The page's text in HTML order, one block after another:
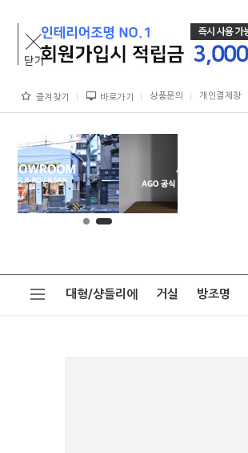
즐겨찾기 바로가기 상품문의 개인결제창
대형/샹들리에 거실 방조명